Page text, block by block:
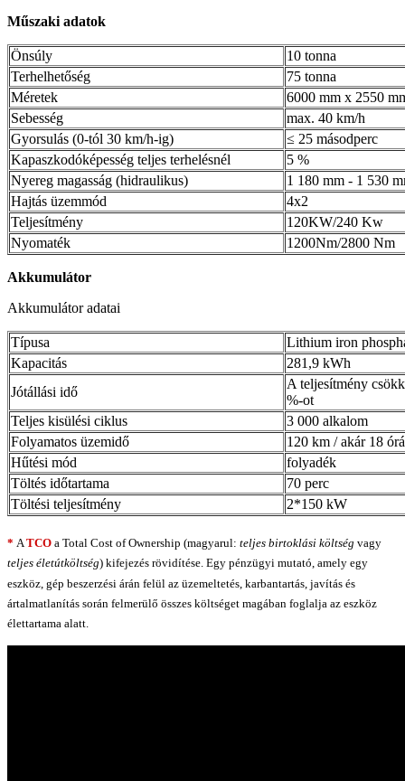
Műszaki adatok
Önsúly
10 tonna
Terhelhetőség
75 tonna
Méretek
6000 mm x 2550
Sebesség
max. 40 km/h
Gyorsulás (0-tól 30 km/h-ig)
≤ 25 másodperc
Kapaszkodóképesség teljes terhelésnél
5 %
Nyereg magasság (hidraulikus)
1 180 mm - 1 530
Hajtás üzemmód
4x2
Teljesítmény
120KW/240 Kw
Nyomaték
1200Nm/2800 Nm
Akkumulátor
Akkumulátor adatai
Típusa
Lithium iron
Kapacitás
281,9 kWh
Jótállási idő
A teljesítmény
%-ot
Teljes kisülési ciklus
3 000 alkalom
Folyamatos üzemidő
120 km / akár 18
Hűtési mód
folyadék
Töltés időtartama
70 perc
Töltési teljesítmény
2*150 kW
* A TCO a Total Cost of Ownership (magyarul: teljes birtoklási költség vagy
teljes életútköltség) kifejezés rövidítése. Egy pénzügyi mutató, amely egy
eszköz, gép beszerzési árán felül az üzemeltetés, karbantartás, javítás és
ártalmatlanítás során felmerülő összes költséget magában foglalja az eszköz
élettartama alatt.